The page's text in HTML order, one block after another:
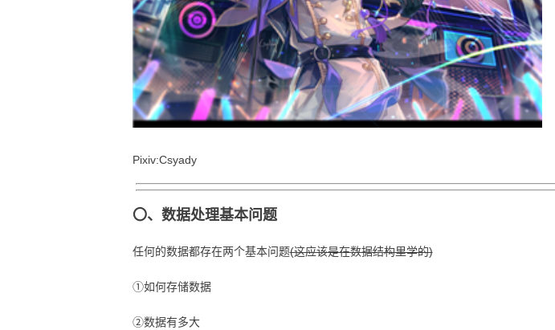
Pixiv:Csyady
〇、数据处理基本问题
任何的数据都存在两个基本问题(这应该是在数据结构里学的)
①如何存储数据
②数据有多大